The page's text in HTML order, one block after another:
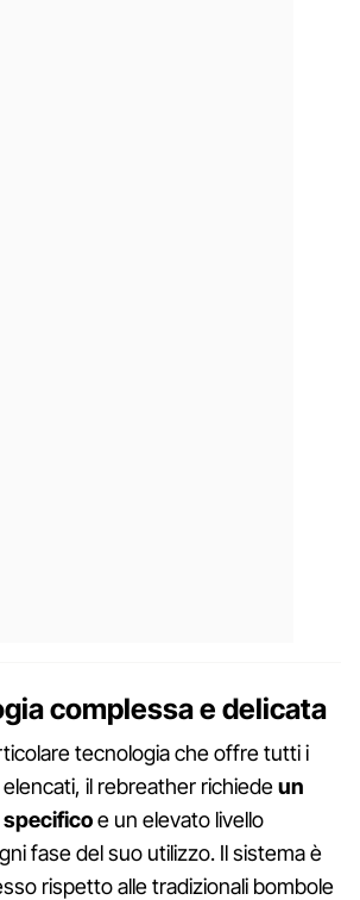
complessa e delicata
tecnologia che offre tutti i
il rebreather richiedeun
e un elevato livello
fase del suo utilizzo. Il sistema è
rispetto alle tradizionali bombole